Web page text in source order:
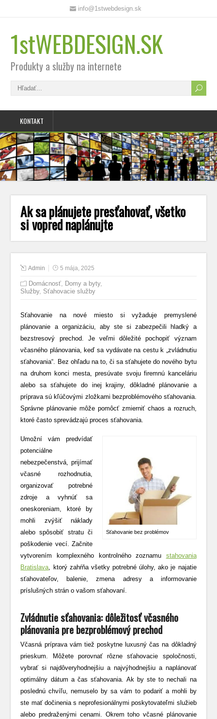
info@1stwebdesign.sk
1stWEBDESIGN.SK
Produkty a služby na internete
KONTAKT
Ak sa plánujete presťahovať, všetko
si vopred naplánujte
Admin 5 mája, 2025
Domácnosť, Domy a byty,
Služby, Sťahovacie služby
Sťahovanie na nové miesto si vyžaduje premyslené
plánovanie a organizáciu, aby ste si zabezpečili hladký a
bezstresový prechod. Je veľmi dôležité pochopiť význam
včasného plánovania, keď sa vydávate na cestu k „zvládnutiu
sťahovania“. Bez ohľadu na to, či sa sťahujete do nového bytu
na druhom konci mesta, presúvate svoju firemnú kanceláriu
alebo sa sťahujete do inej krajiny, dôkladné plánovanie a
príprava sú kľúčovými zložkami bezproblémového sťahovania.
Správne plánovanie môže pomôcť zmierniť chaos a rozruch,
ktoré často sprevádzajú proces sťahovania.
Sťahovanie bez problémov
Umožní vám predvídať
potenciálne
nebezpečenstvá, prijímať
včasné rozhodnutia,
organizovať potrebné
zdroje a vyhnúť sa
oneskoreniam, ktoré by
mohli zvýšiť náklady
alebo spôsobiť stratu či
poškodenie vecí. Začnite
vytvorením komplexného kontrolného zoznamu stahovania
Bratislava, ktorý zahŕňa všetky potrebné úlohy, ako je najatie
sťahovateľov, balenie, zmena adresy a informovanie
príslušných strán o vašom sťahovaní.
Zvládnutie sťahovania: dôležitosť včasného
plánovania pre bezproblémový prechod
Včasná príprava vám tiež poskytne luxusný čas na dôkladný
prieskum. Môžete porovnať rôzne sťahovacie spoločnosti,
vybrať si najdôveryhodnejšiu a najvýhodnejšiu a naplánovať
optimálny dátum a čas sťahovania. Ak by ste to nechali na
poslednú chvíľu, nemuselo by sa vám to podariť a mohli by
ste mať dočinenia s neprofesionálnymi poskytovateľmi služieb
alebo predraženými cenami. Okrem toho včasné plánovanie